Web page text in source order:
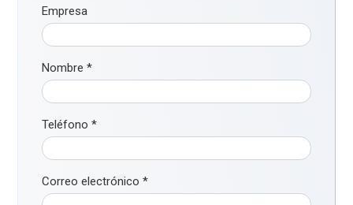
Empresa
Nombre*
Teléfono*
Correo electrónico*